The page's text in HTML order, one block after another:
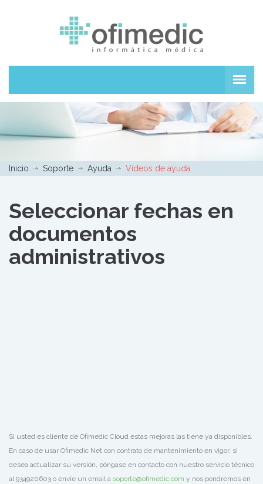
Inicio Soporte Ayuda Vídeos de ayuda
Seleccionar fechas en
documentos
administrativos
Si usted es cliente de Ofimedic Cloud estas mejoras las tiene ya disponibles.
En caso de usar Ofimedic Net con contrato de mantenimiento en vigor, si
desea actualizar su versión, póngase en contacto con nuestro servicio técnico
al 934920603 o envíe un email a soporte@ofimedic.com y nos pondremos en